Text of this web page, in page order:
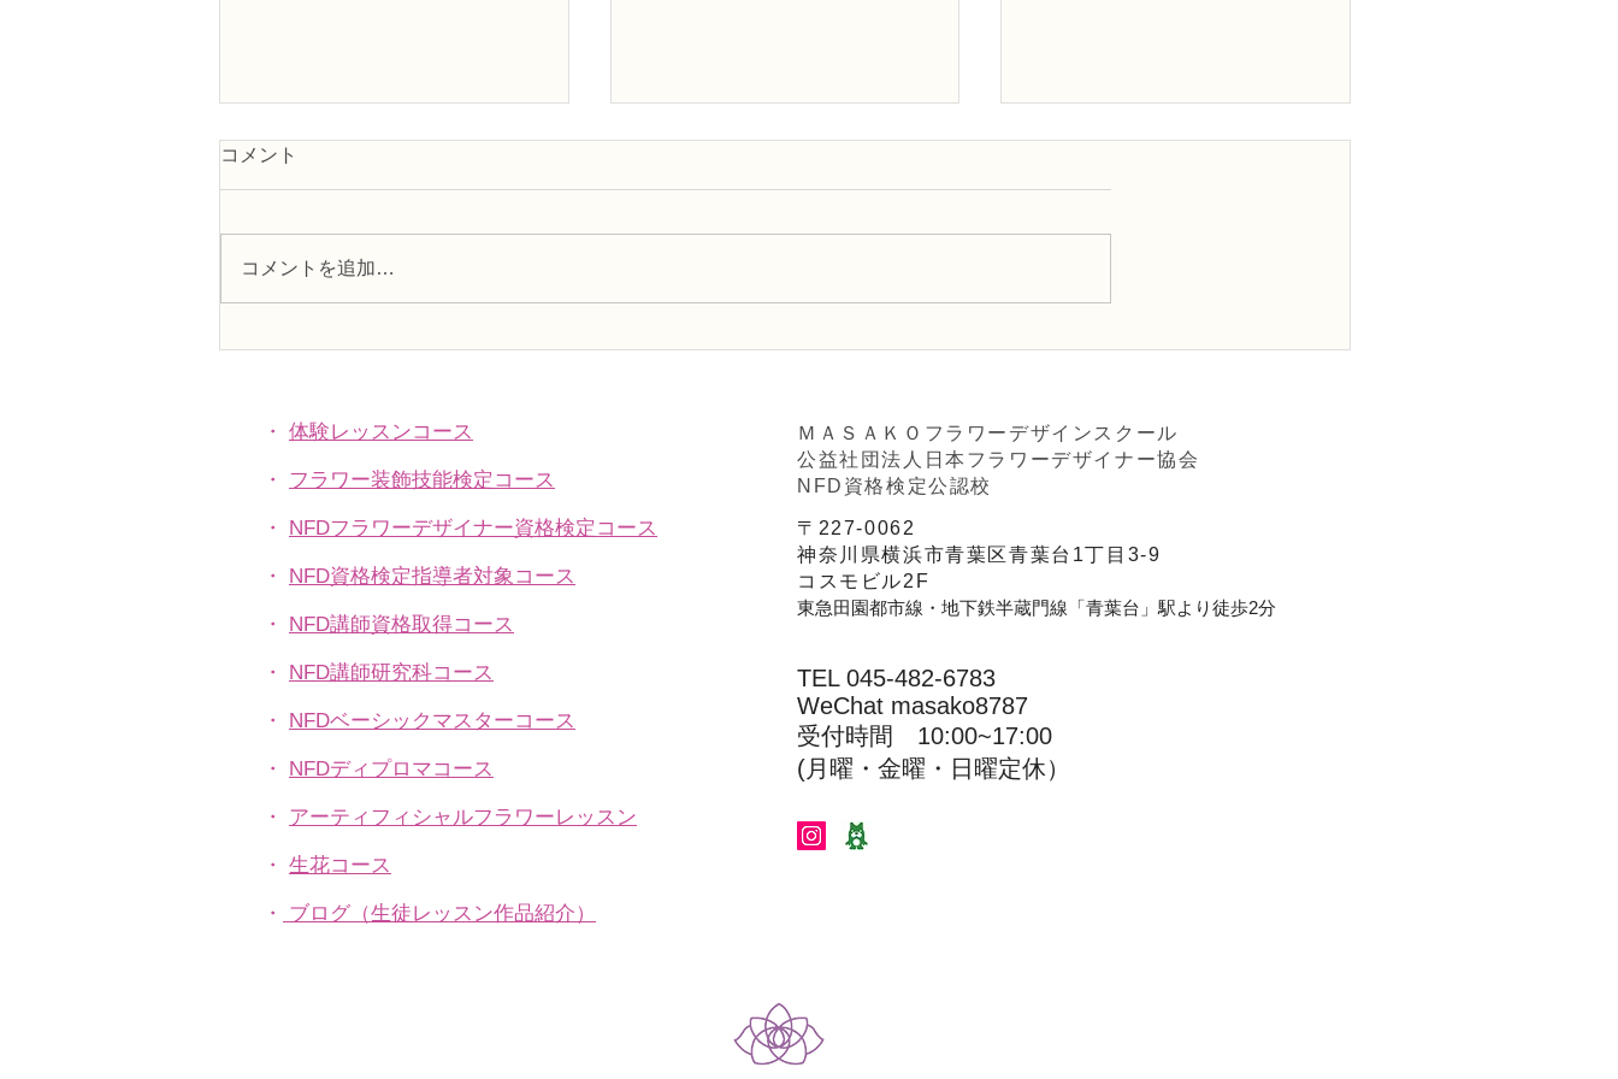
コメント
コメントを追加…
・ 体験レッスンコース
・ フラワー装飾技能検定コース
・ NFDフラワーデザイナー資格検定コース
・ NFD資格検定指導者対象コース
・ NFD講師資格取得コース
・ NFD講師研究科コース
・ NFDベーシックマスターコース
・ NFDディプロマコース
・ アーティフィシャルフラワーレッスン
​・ 生花コース
​・ ブログ（生徒レッスン作品紹介）
ＭＡＳＡＫＯフラワーデザインスクール
公益社団法人日本フラワーデザイナー協会
NFD資格検定公認校
〒227-0062
神奈川県横浜市青葉区青葉台1丁目3-9
コスモビル2F
東急田園都市線・地下鉄半蔵門線「青葉台」駅より徒歩2分
TEL 045-482-6783
WeChat masako8787
受付時間 10:00~17:00​​​
(​月曜・金曜・日曜定休）